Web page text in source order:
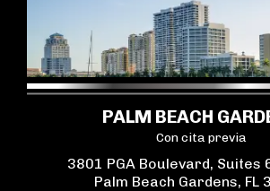
PALM BEACH
Con cita previa
3801 PGA Boulevard, Suites
Palm Beach Gardens, FL